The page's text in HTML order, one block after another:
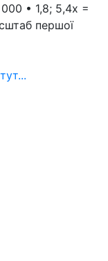
• 1,8; 5,4x =
першої